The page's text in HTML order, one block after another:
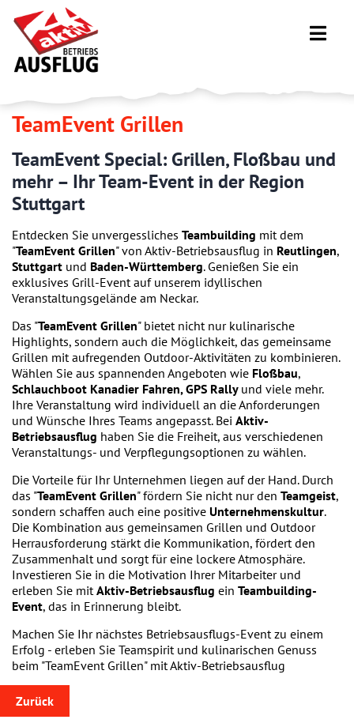
TeamEvent Grillen
TeamEvent Special: Grillen, Floßbau und
mehr – Ihr Team-Event in der Region
Stuttgart
Entdecken Sie unvergessliches Teambuilding mit dem
"TeamEvent Grillen" von Aktiv-Betriebsausflug in Reutlingen,
Stuttgart und Baden-Württemberg. Genießen Sie ein
exklusives Grill-Event auf unserem idyllischen
Veranstaltungsgelände am Neckar.
Das "TeamEvent Grillen" bietet nicht nur kulinarische
Highlights, sondern auch die Möglichkeit, das gemeinsame
Grillen mit aufregenden Outdoor-Aktivitäten zu kombinieren.
Wählen Sie aus spannenden Angeboten wie Floßbau,
Schlauchboot Kanadier Fahren,GPS Rally und viele mehr.
Ihre Veranstaltung wird individuell an die Anforderungen
und Wünsche Ihres Teams angepasst. Bei Aktiv-
Betriebsausflug haben Sie die Freiheit, aus verschiedenen
Veranstaltungs- und Verpflegungsoptionen zu wählen.
Die Vorteile für Ihr Unternehmen liegen auf der Hand. Durch
das "TeamEvent Grillen" fördern Sie nicht nur den Teamgeist,
sondern schaffen auch eine positive Unternehmenskultur.
Die Kombination aus gemeinsamen Grillen und Outdoor
Herrausforderung stärkt die Kommunikation, fördert den
Zusammenhalt und sorgt für eine lockere Atmosphäre.
Investieren Sie in die Motivation Ihrer Mitarbeiter und
erleben Sie mitAktiv-Betriebsausflug ein Teambuilding-
Event, das in Erinnerung bleibt.
Machen Sie Ihr nächstes Betriebsausflugs-Event zu einem
Erfolg - erleben Sie Teamspirit und kulinarischen Genuss
beim "TeamEvent Grillen" mit Aktiv-Betriebsausflug
Zurück